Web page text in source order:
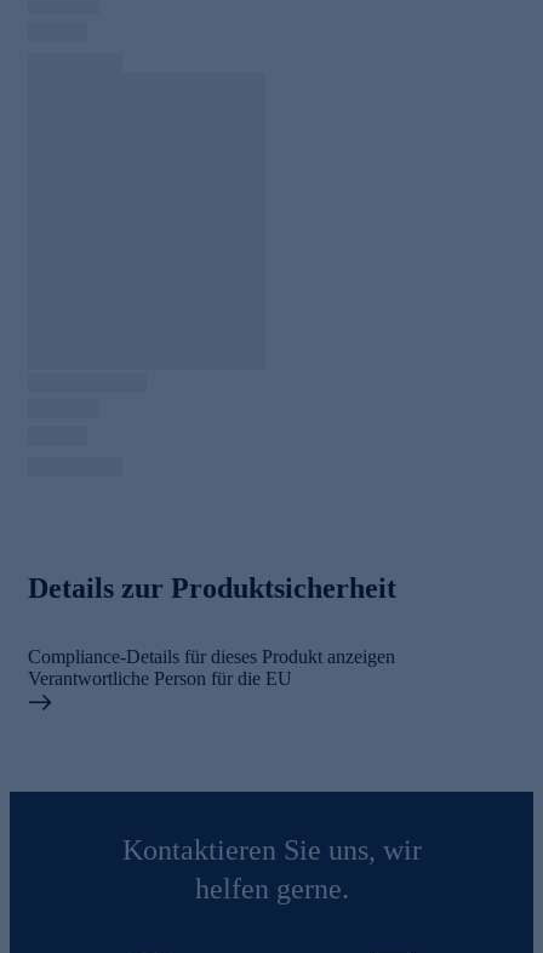
Details zur Produktsicherheit
Compliance-Details für dieses Produkt anzeigen
Verantwortliche Person für die EU
Kontaktieren Sie uns, wir
helfen gerne.